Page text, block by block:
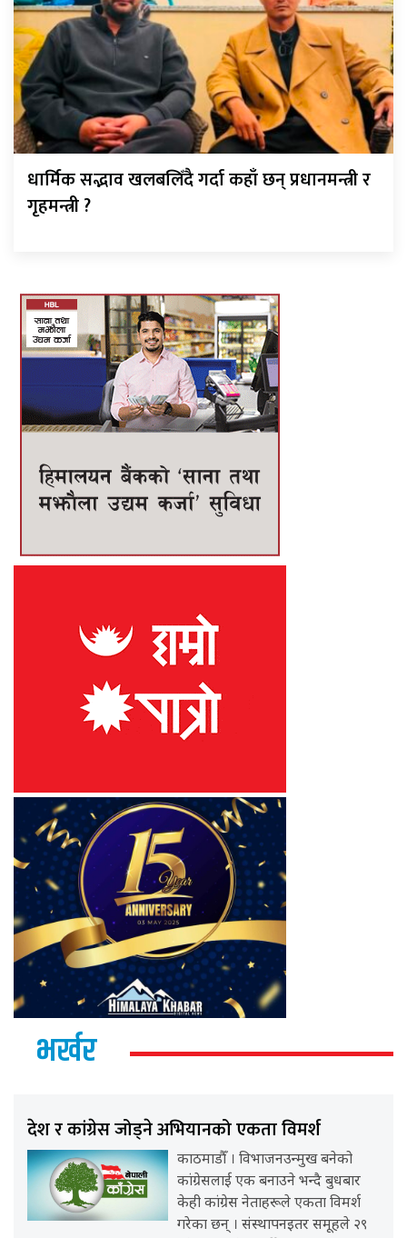
धार्मिक सद्भाव खलबलिँदै गर्दा कहाँ छन् प्रधानमन्त्री र
गृहमन्त्री ?
भर्खर
देश र कांग्रेस जोड्ने अभियानको एकता विमर्श
काठमाडौँ । विभाजनउन्मुख बनेको
कांग्रेसलाई एक बनाउने भन्दै बुधबार
केही कांग्रेस नेताहरूले एकता विमर्श
गरेका छन् । संस्थापनइतर समूहले २९